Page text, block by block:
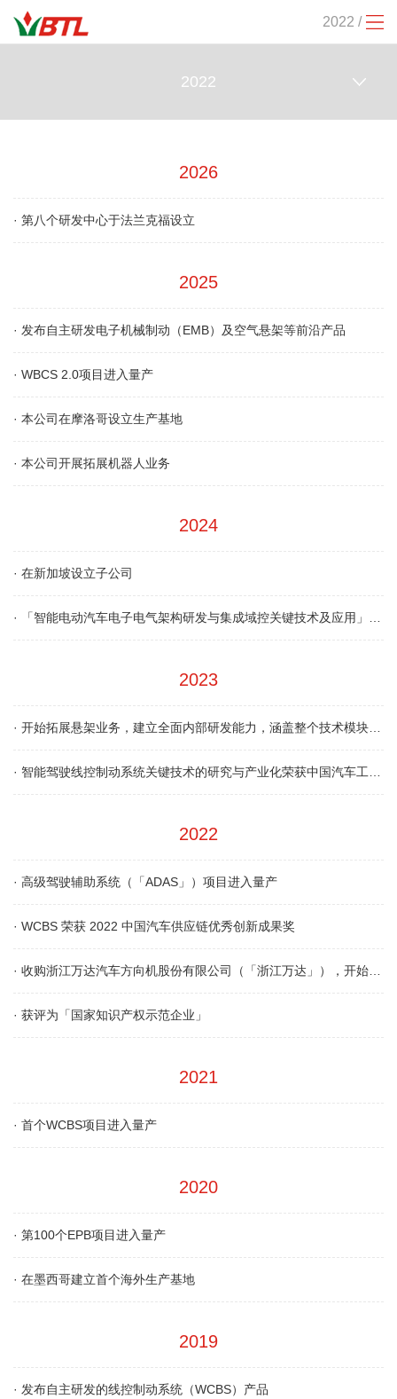
2022 /
2022
2026
· 第八个研发中心于法兰克福设立
2025
· 发布自主研发电子机械制动（EMB）及空气悬架等前沿产品
· WBCS 2.0项目进入量产
· 本公司在摩洛哥设立生产基地
· 本公司开展拓展机器人业务
2024
· 在新加坡设立子公司
· 「智能电动汽车电子电气架构研发与集成域控关键技术及应用」项目，荣获中国汽车工程学会科学技术奖三等奖
2023
· 开始拓展悬架业务，建立全面内部研发能力，涵盖整个技术模块的核心技术，从制动（「X轴」）、转向（「Y轴」）及悬架（「Z轴」）到智能驾驶系统。
· 智能驾驶线控制动系统关键技术的研究与产业化荣获中国汽车工程学会科学技术奖二等奖
2022
· 高级驾驶辅助系统（「ADAS」）项目进入量产
· WCBS 荣获 2022 中国汽车供应链优秀创新成果奖
· 收购浙江万达汽车方向机股份有限公司（「浙江万达」），开始拓展转向业务
· 获评为「国家知识产权示范企业」
2021
· 首个WCBS项目进入量产
2020
· 第100个EPB项目进入量产
· 在墨西哥建立首个海外生产基地
2019
· 发布自主研发的线控制动系统（WCBS）产品